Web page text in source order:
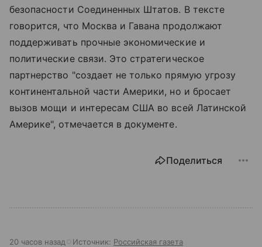
безопасности Соединенных Штатов. В тексте
говорится, что Москва и Гавана продолжают
поддерживать прочные экономические и
политические связи. Это стратегическое
партнерство "создает не только прямую угрозу
континентальной части Америки, но и бросает
вызов мощи и интересам США во всей Латинской
Америке", отмечается в документе.
Поделиться
20 часов назад Источник: Российская газета